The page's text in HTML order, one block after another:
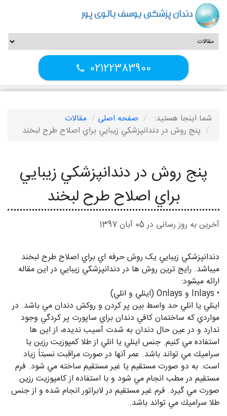
دندان پزشکی یوسف بالوی پور
02122383900
شما اینجا هستید: صفحه اصلی
مقالات
پنج روش در دندانپزشکي زيبايي براي اصلاح طرح لبخند
پنج روش در دندانپزشکي زيبايي
براي اصلاح طرح لبخند
آخرین به روز رسانی در 05 آبان 1397
دندانپزشکي زيبايي يک روش حرفه اي براي اصلاح طرح لبخند
ميباشد. رايج ترين روش ها در دندانپزشکي زيبايي در اين مقاله
ارائه ميشود:
• Inlays و Onlays (اينلي و انلي)
اينلي يا انلي حد واسط بين پر كردن و روكش دندان مي باشد. در
مواردي كه ساختمان كافي دندان براي ساپورت پر كردگي وجود
ندارد و در عين حال دندان به شدت آسيب نديده، از اين ها
استفاده مي كنيم. جنس اينلي يا انلي از طلا كمپوزيت رزين يا
سراميك مي تواند باشد. عمر آنها در صورت مراقبت نسبتاً زياد
است. به دو صورت مستقيم يا غير مستقيم ساخته مي شود. فرم
مستقيم در مطب انجام مي شود و با استفاده از كامپوزيت رزين
صورت مي گيرد. فرم غير مستقيم در لابراتور انجام شده و از جنس
طلا سراميك مي تواند باشد.